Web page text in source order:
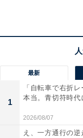
されています。
食い動画が削除さ
の食べ残しが一定
を取り消すことを
いレストランや、
ストランへの警告
最新
1
「自転車で右折
本当。青切符時代
2026/08/07
え、一方通行の